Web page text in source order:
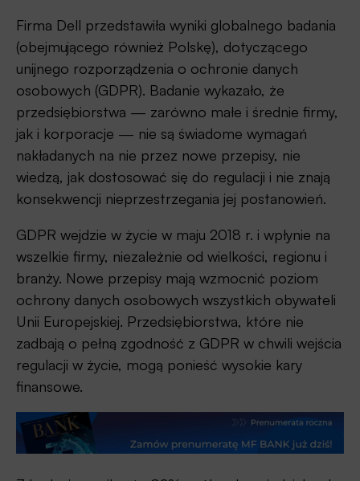
Firma Dell przedstawiła wyniki globalnego badania
(obejmującego również Polskę), dotyczącego
unijnego rozporządzenia o ochronie danych
osobowych (GDPR). Badanie wykazało, że
przedsiębiorstwa — zarówno małe i średnie firmy,
jak i korporacje — nie są świadome wymagań
nakładanych na nie przez nowe przepisy, nie
wiedzą, jak dostosować się do regulacji i nie znają
konsekwencji nieprzestrzegania jej postanowień.
GDPR wejdzie w życie w maju 2018 r. i wpłynie na
wszelkie firmy, niezależnie od wielkości, regionu i
branży. Nowe przepisy mają wzmocnić poziom
ochrony danych osobowych wszystkich obywateli
Unii Europejskiej. Przedsiębiorstwa, które nie
zadbają o pełną zgodność z GDPR w chwili wejścia
regulacji w życie, mogą ponieść wysokie kary
finansowe.